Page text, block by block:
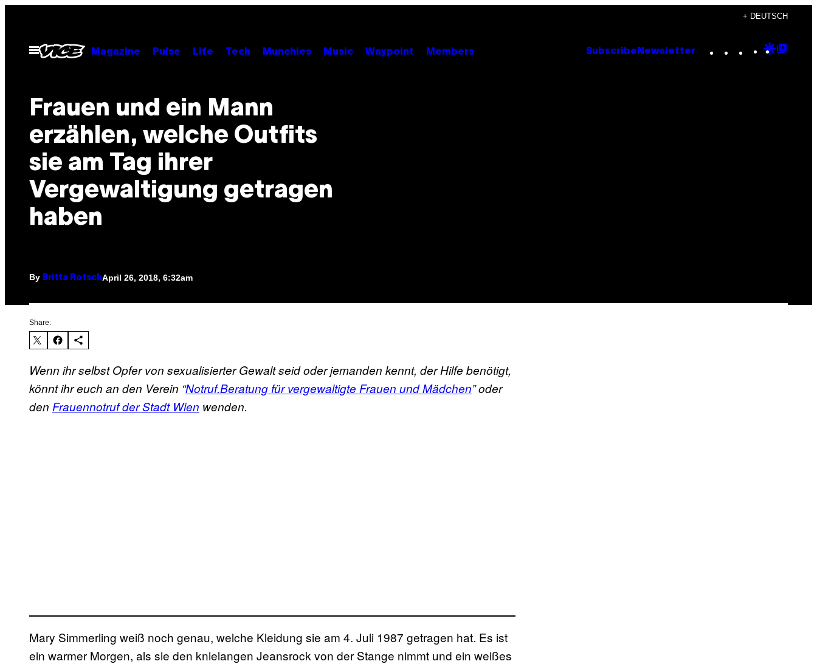
content
+ DEUTSCH
Open
Menu
Magazine Pulse Life Tech Munchies Music Waypoint Members Subscribe Newsletter Instagram
TikTok
YouTube
Google
Frauen und ein Mann
erzählen, welche Outfits
sie am Tag ihrer
Vergewaltigung getragen
haben
By Britta RotschApril 26, 2018, 6:32am
Share:
Wenn ihr selbst Opfer von sexualisierter Gewalt seid oder jemanden kennt, der Hilfe benötigt,
könnt ihr euch an den Verein “Notruf.Beratung für vergewaltigte Frauen und Mädchen” oder
den Frauennotruf der Stadt Wien wenden.
Mary Simmerling weiß noch genau, welche Kleidung sie am 4. Juli 1987 getragen hat. Es ist
ein warmer Morgen, als sie den knielangen Jeansrock von der Stange nimmt und ein weißes